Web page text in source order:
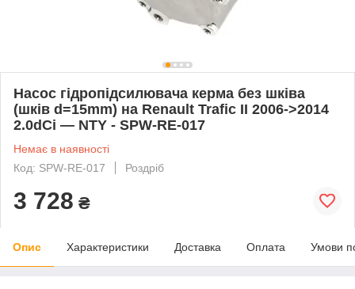
Насос гідропідсилювача керма без шківа
(шків d=15mm) на Renault Trafic II 2006->2014
2.0dCi — NTY - SPW-RE-017
Немає в наявності
Код: SPW-RE-017
Роздріб
3 728 ₴
Опис Характеристики Доставка Оплата Умови